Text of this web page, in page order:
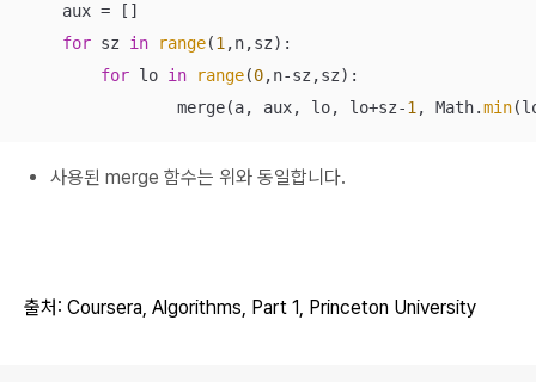
    aux = []
for sz in range(1,n,sz):
for lo in range(0,n-sz,sz):
        	merge(a, aux, lo, lo+sz-
1, Math.min
사용된 merge 함수는 위와 동일합니다.
출처: Coursera, Algorithms, Part 1, Princeton University